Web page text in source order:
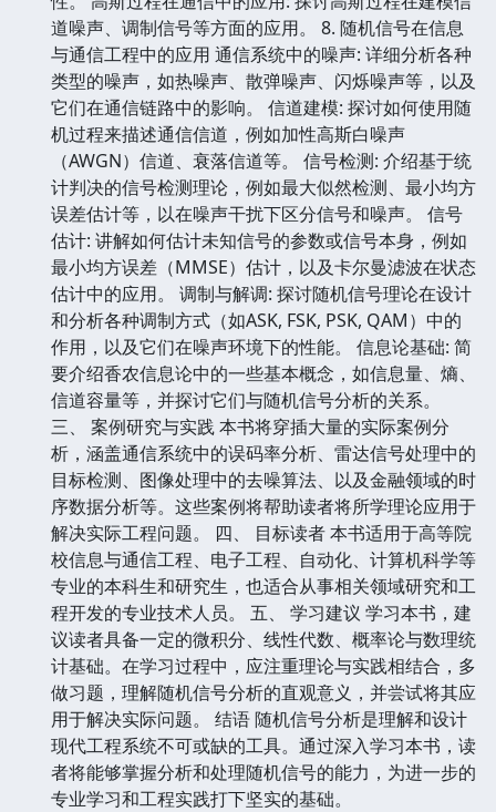
道噪声、调制信号等方面的应用。 8. 随机信号在信息
与通信工程中的应用 通信系统中的噪声: 详细分析各种
类型的噪声，如热噪声、散弹噪声、闪烁噪声等，以及
它们在通信链路中的影响。 信道建模: 探讨如何使用随
机过程来描述通信信道，例如加性高斯白噪声
（AWGN）信道、衰落信道等。 信号检测: 介绍基于统
计判决的信号检测理论，例如最大似然检测、最小均方
误差估计等，以在噪声干扰下区分信号和噪声。 信号
估计: 讲解如何估计未知信号的参数或信号本身，例如
最小均方误差（MMSE）估计，以及卡尔曼滤波在状态
估计中的应用。 调制与解调: 探讨随机信号理论在设计
和分析各种调制方式（如ASK, FSK, PSK, QAM）中的
作用，以及它们在噪声环境下的性能。 信息论基础: 简
要介绍香农信息论中的一些基本概念，如信息量、熵、
信道容量等，并探讨它们与随机信号分析的关系。
三、 案例研究与实践 本书将穿插大量的实际案例分
析，涵盖通信系统中的误码率分析、雷达信号处理中的
目标检测、图像处理中的去噪算法、以及金融领域的时
序数据分析等。这些案例将帮助读者将所学理论应用于
解决实际工程问题。 四、 目标读者 本书适用于高等院
校信息与通信工程、电子工程、自动化、计算机科学等
专业的本科生和研究生，也适合从事相关领域研究和工
程开发的专业技术人员。 五、 学习建议 学习本书，建
议读者具备一定的微积分、线性代数、概率论与数理统
计基础。在学习过程中，应注重理论与实践相结合，多
做习题，理解随机信号分析的直观意义，并尝试将其应
用于解决实际问题。 结语 随机信号分析是理解和设计
现代工程系统不可或缺的工具。通过深入学习本书，读
者将能够掌握分析和处理随机信号的能力，为进一步的
专业学习和工程实践打下坚实的基础。